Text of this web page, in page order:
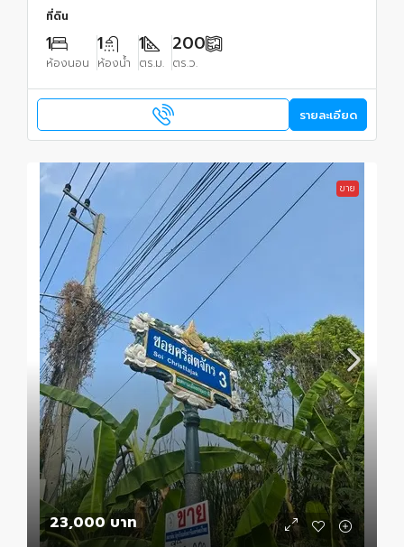
ที่ดิน
1
ห้องนอน
1
ห้องน้ำ
1
ตร.ม.
200
ตร.ว.
รายละเอียด
ขาย
23,000 บาท